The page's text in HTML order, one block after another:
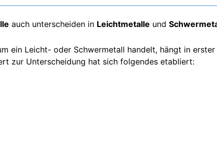
auch unterscheiden in Leichtmetalle und
ein Leicht- oder Schwermetall handelt, hängt in erster
zur Unterscheidung hat sich folgendes etabliert: